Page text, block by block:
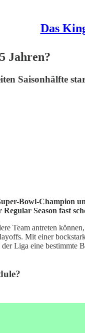
Das
Jahren?
Saisonhälfte
Bowl-Champion
Regular Season fast
Team antreten
Mit einer
Liga eine bestimmte